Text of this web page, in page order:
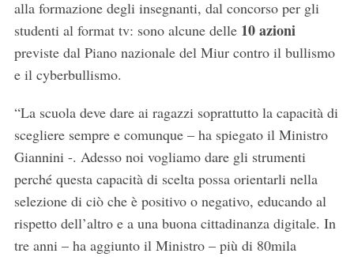
alla formazione degli insegnanti, dal concorso per gli
studenti al format tv: sono alcune delle 10 azioni
previste dal Piano nazionale del Miur contro il bullismo
e il cyberbullismo.
“La scuola deve dare ai ragazzi soprattutto la capacità di
scegliere sempre e comunque – ha spiegato il Ministro
Giannini -. Adesso noi vogliamo dare gli strumenti
perché questa capacità di scelta possa orientarli nella
selezione di ciò che è positivo o negativo, educando al
rispetto dell’altro e a una buona cittadinanza digitale. In
tre anni – ha aggiunto il Ministro – più di 80mila